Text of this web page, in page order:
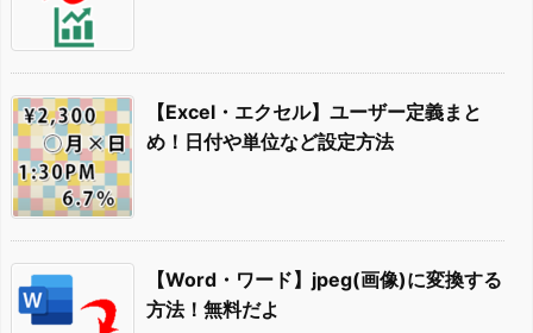
【Excel・エクセル】ユーザー定義まと
め！日付や単位など設定方法
【Word・ワード】jpeg(画像)に変換する
方法！無料だよ